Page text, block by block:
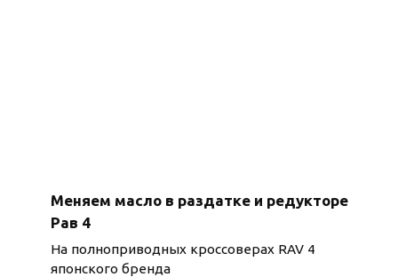
Меняем масло в раздатке и редукторе
Рав 4
На полноприводных кроссоверах RAV 4
японского бренда